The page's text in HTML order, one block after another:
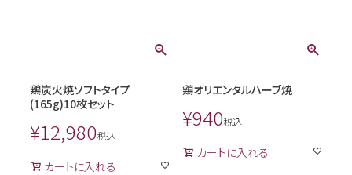
鶏炭火焼ソフトタイプ
(165g)10枚セット
¥12,980税込
カートに入れる
鶏オリエンタルハーブ焼
¥940税込
カートに入れる